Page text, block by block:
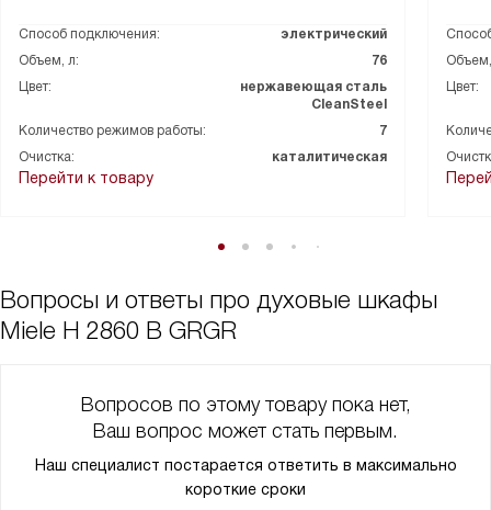
Способ подключения:
электрический
Объем, л:
76
Цвет:
нержавеющая сталь
CleanSteel
Количество режимов работы:
7
Очистка:
каталитическая
Перейти к товару
Цвет:
Вопросы и ответы про духовые шкафы
Miele H 2860 B GRGR
Вопросов по этому товару пока нет,
Ваш вопрос может стать первым.
Наш специалист постарается ответить в максимально
короткие сроки